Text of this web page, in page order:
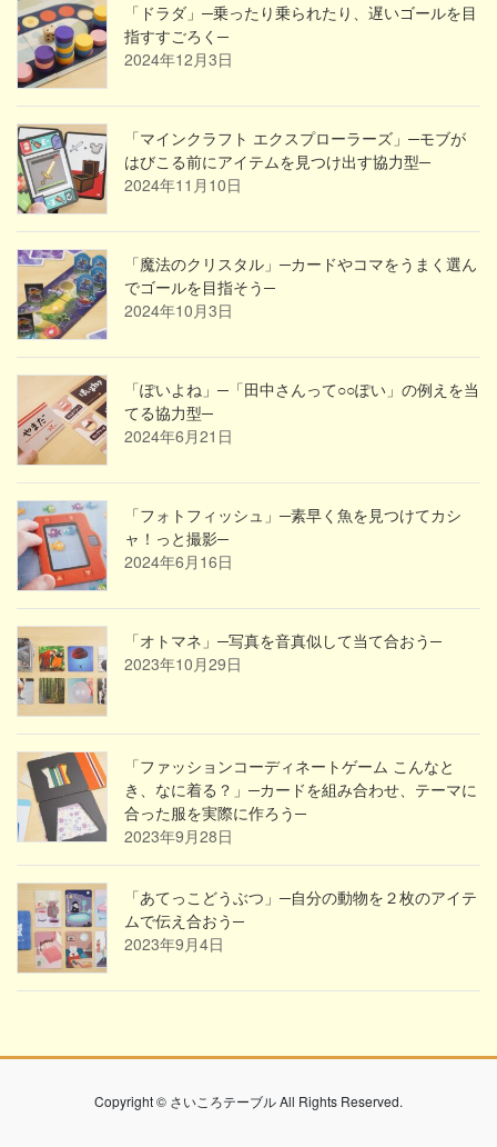
「ドラダ」─乗ったり乗られたり、遅いゴールを目
指すすごろく─
2024年12月3日
「マインクラフト エクスプローラーズ」─モブが
はびこる前にアイテムを見つけ出す協力型─
2024年11月10日
「魔法のクリスタル」─カードやコマをうまく選ん
でゴールを目指そう─
2024年10月3日
「ぽいよね」─「田中さんって○○ぽい」の例えを当
てる協力型─
2024年6月21日
「フォトフィッシュ」─素早く魚を見つけてカシ
ャ！っと撮影─
2024年6月16日
「オトマネ」─写真を音真似して当て合おう─
2023年10月29日
「ファッションコーディネートゲーム こんなと
き、なに着る？」─カードを組み合わせ、テーマに
合った服を実際に作ろう─
2023年9月28日
「あてっこどうぶつ」─自分の動物を２枚のアイテ
ムで伝え合おう─
2023年9月4日
Copyright © さいころテーブル All Rights Reserved.